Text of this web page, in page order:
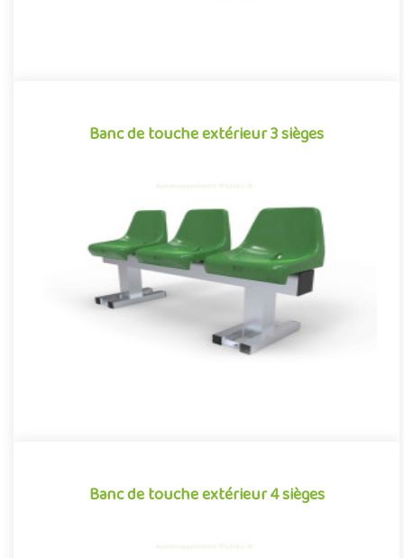
Banc de touche extérieur 3 sièges
Banc de touche extérieur 3 sièges
Banc de touche extérieur pour aménagements sportifs, conçu
et optimisé pour concilier confort et robustesse. Équipé de 3
sièg..
Offre partenaire
Banc de touche extérieur 4 sièges